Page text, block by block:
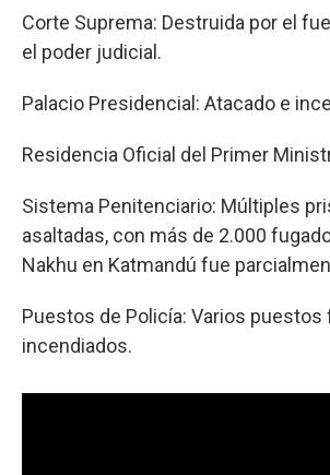
Corte Suprema: Destruida por el
el poder judicial.
Palacio Presidencial: Atacado e
Residencia Oficial del Primer
Sistema Penitenciario: Múltiples
asaltadas, con más de 2.000
Nakhu en Katmandú fue
Puestos de Policía: Varios
incendiados.